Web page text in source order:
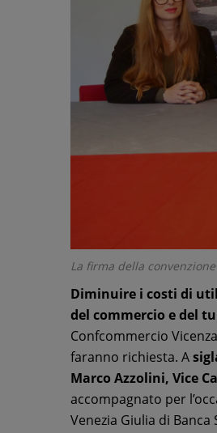
La firma della
Diminuire i costi di
del commercio e del
Confcommercio
faranno richiesta. A
Marco Azzolini, Vice
accompagnato per
Venezia Giulia di